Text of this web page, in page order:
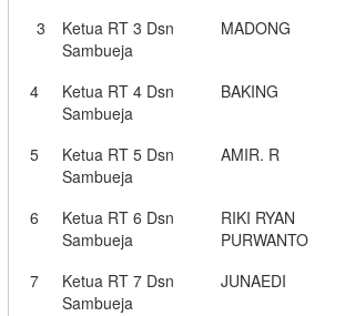
3
Ketua RT 3 Dsn
Sambueja
MADONG
4
Ketua RT 4 Dsn
Sambueja
BAKING
5
Ketua RT 5 Dsn
Sambueja
AMIR. R
6
Ketua RT 6 Dsn
Sambueja
RIKI RYAN
PURWANTO
7
Ketua RT 7 Dsn
Sambueja
JUNAEDI